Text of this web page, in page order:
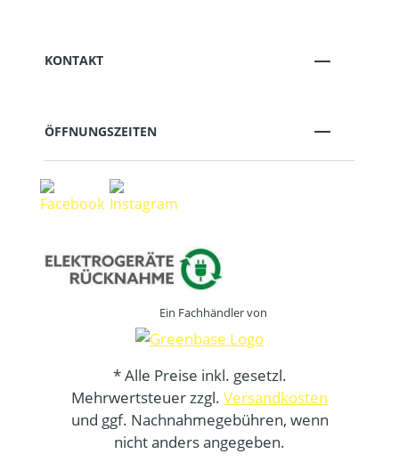
KONTAKT
ÖFFNUNGSZEITEN
Ein Fachhändler von
* Alle Preise inkl. gesetzl.
Mehrwertsteuer zzgl. Versandkosten
und ggf. Nachnahmegebühren, wenn
nicht anders angegeben.